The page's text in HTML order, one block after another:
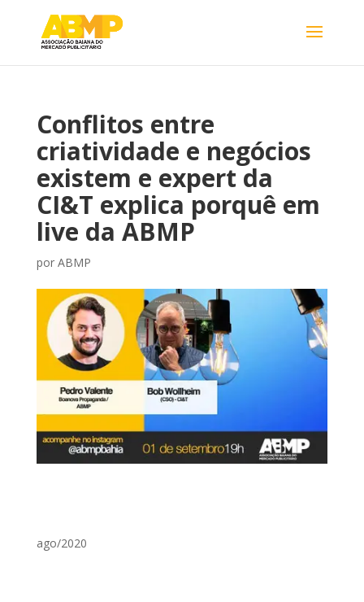
Conflitos entre
criatividade e negócios
existem e expert da
CI&T explica porquê em
live da ABMP
por ABMP
ago/2020